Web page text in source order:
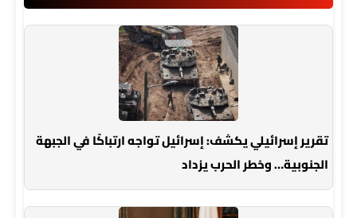
تقرير إسرائيلي يكشف: إسرائيل تواجه ارتباكًا في الجبهة
الجنوبية… وخطر الحرب يزداد